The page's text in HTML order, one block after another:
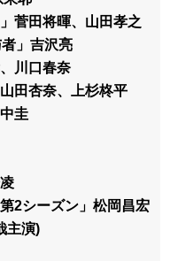
菅田将暉、山田孝之
」吉沢亮
川口春奈
田杏奈、上杉柊平
圭
2シーズン」松岡昌宏
主演)